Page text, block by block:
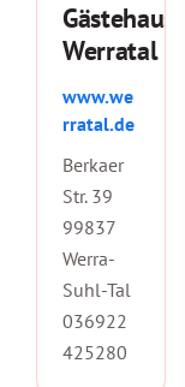
Gästehaus
Werratal
www.we
rratal.de
Berkaer
Str. 39
99837
Werra-
Suhl-Tal
036922
425280